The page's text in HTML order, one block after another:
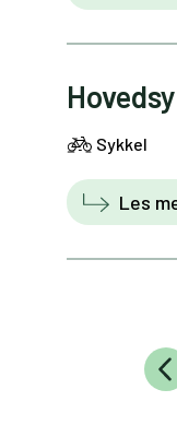
Sykkel
Les